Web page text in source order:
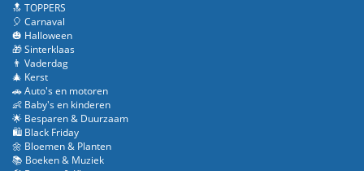
🔝 TOPPERS
🎈 Carnaval
🎃 Halloween
🎁 Sinterklaas
👨 Vaderdag
🎄 Kerst
🚗 Auto's en motoren
👶 Baby's en kinderen
🌟 Besparen & Duurzaam
🛍️ Black Friday
🌼 Bloemen & Planten
📚 Boeken & Muziek